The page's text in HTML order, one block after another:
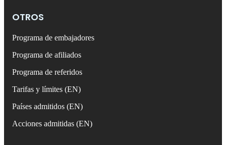
OTROS
Programa de embajadores
Programa de afiliados
Programa de referidos
Tarifas y límites (EN)
Países admitidos (EN)
Acciones admitidas (EN)